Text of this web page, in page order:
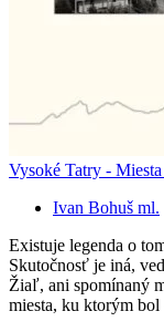
Vysoké Tatry - Miesta
Ivan Bohuš ml.
Existuje legenda o
Skutočnosť je iná,
Žiaľ, ani spomínaný
miesta, ku ktorým bol